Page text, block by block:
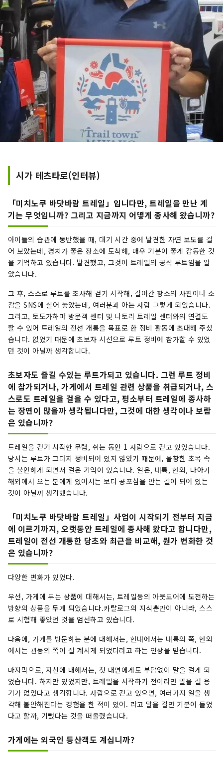
시가 테츠타로(인터뷰)
「미치노쿠 바닷바람 트레일」입니다만, 트레일을 만난 계
기는 무엇입니까? 그리고 지금까지 어떻게 종사해 왔습니까?
아이들의 습관에 동반했을 때, 대기 시간 중에 발견한 자연 보도를 걸
어 보았는데, 경치가 좋은 장소에 도착해, 매우 기분이 좋게 감동한 것
을 기억하고 있습니다. 발견했고, 그것이 트레일의 공식 루트임을 알
았습니다.
그 후, 스스로 루트를 조사해 걷기 시작해, 걸어간 장소의 사진이나 소
감을 SNS에 실어 놓았는데, 여러분과 아는 사람 그렇게 되었습니다.
그리고, 토도가하마 방문객 센터 및 나토리 트레일 센터와의 연결도
할 수 있어 트레일의 전선 개통을 목표로 한 정비 활동에 초대해 주셨
습니다. 없었기 때문에 초보자 시선으로 루트 정비에 참가할 수 있었
던 것이 아닐까 생각합니다.
초보자도 즐길 수있는 루트가되고 있습니다. 그런 루트 정비
에 참가되거나, 가게에서 트레일 관련 상품을 취급되거나, 스
스로도 트레일을 걸을 수 있다고, 평소부터 트레일에 종사하
는 장면이 많을까 생각됩니다만, 그것에 대한 생각이나 보람
은 있습니까?
트레일을 걷기 시작한 무렵, 쉬는 동안 1 사람으로 걷고 있었습니다.
당시는 루트가 그다지 정비되어 있지 않았기 때문에, 울창한 초목 속
을 불안하게 되면서 걸은 기억이 있습니다. 일은, 내륙, 현외, 나아가
해외에서 오는 분에게 있어서는 보다 공포심을 안는 길이 되어 있는
것이 아닐까 생각했습니다.
「미치노쿠 바닷바람 트레일」사업이 시작되기 전부터 지금
에 이르기까지, 오랫동안 트레일에 종사해 왔다고 합니다만,
트레일이 전선 개통한 당초와 최근을 비교해, 뭔가 변화한 것
은 있습니까?
다양한 변화가 있었다.
우선, 가게에 두는 상품에 대해서는, 트레일등의 아웃도어에 도전하는
방향의 상품을 두게 되었습니다.카탈로그의 지식뿐만이 아니라, 스스
로 시험해 좋았던 것을 엄선하고 있습니다.
다음에, 가게를 방문하는 분에 대해서는, 현내에서는 내륙의 쪽, 현외
에서는 관동의 쪽이 잘 계시게 되었다라고 하는 인상을 받습니다.
마지막으로, 자신에 대해서는, 첫 대면에게도 부담없이 말을 걸게 되
었습니다. 하지만 있었지만, 트레일을 시작하기 전이라면 말을 걸 용
기가 없었다고 생각합니다. 사람으로 걷고 있으면, 여러가지 일을 생
각해 불안해진다는 경험을 한 적이 있어. 라고 말을 걸면 기분이 들었
다고 할까, 기뻤다는 것을 떠올렸습니다.
가게에는 외국인 등산객도 계십니까?